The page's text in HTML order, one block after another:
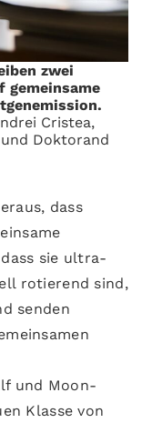
zwei
gemeinsame
Cristea,
Doktorand
dass
sie ultra-
rotierend sind,
senden
und Moon-
Klasse von